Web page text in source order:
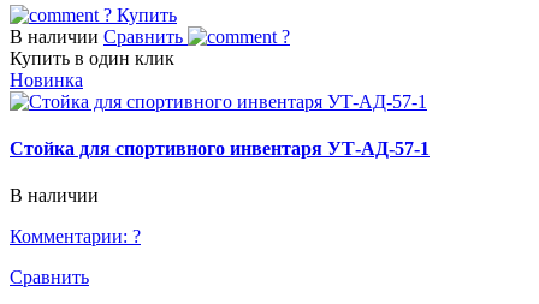
? Купить
В наличии Сравнить
?
Купить в один клик
Новинка
Стойка для спортивного инвентаря УТ-АД-57-1
В наличии
Комментарии: ?
Сравнить